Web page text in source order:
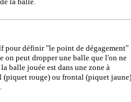
pour définir "le point de dégagement"
on peut dropper une balle que l'on ne
balle jouée est dans une zone à
(piquet rouge) ou frontal (piquet